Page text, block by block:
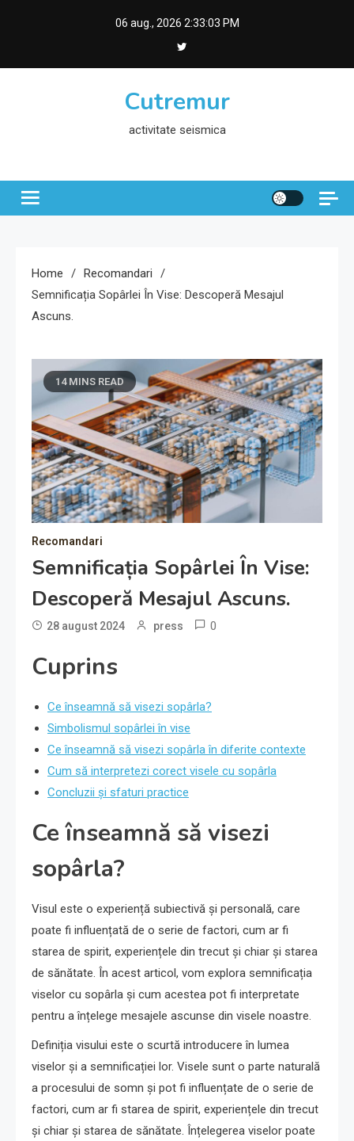
06 aug., 2026 2:33:04 PM
Cutremur
activitate seismica
Home
Recomandari
Semnificația Sopârlei În Vise: Descoperă Mesajul
Ascuns.
14 MINS READ
Recomandari
Semnificația Sopârlei În Vise:
Descoperă Mesajul Ascuns.
28 august 2024 press 0
Cuprins
Ce înseamnă să visezi sopârla?
Simbolismul sopârlei în vise
Ce înseamnă să visezi sopârla în diferite contexte
Cum să interpretezi corect visele cu sopârla
Concluzii și sfaturi practice
Ce înseamnă să visezi
sopârla?
Visul este o experiență subiectivă și personală, care
poate fi influențată de o serie de factori, cum ar fi
starea de spirit, experiențele din trecut și chiar și starea
de sănătate. În acest articol, vom explora semnificația
viselor cu sopârla și cum acestea pot fi interpretate
pentru a înțelege mesajele ascunse din visele noastre.
Definiția visului este o scurtă introducere în lumea
viselor și a semnificației lor. Visele sunt o parte naturală
a procesului de somn și pot fi influențate de o serie de
factori, cum ar fi starea de spirit, experiențele din trecut
și chiar și starea de sănătate. Înțelegerea viselor poate